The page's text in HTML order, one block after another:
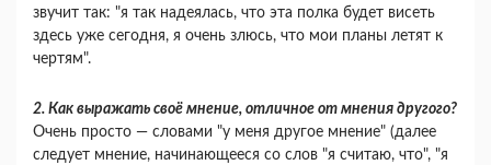
звучит так: "я так надеялась, что эта полка будет висеть
здесь уже сегодня, я очень злюсь, что мои планы летят к
чертям".
2. Как выражать своё мнение, отличное от мнения другого?
Очень просто — словами "у меня другое мнение" (далее
следует мнение, начинающееся со слов "я считаю, что", "я